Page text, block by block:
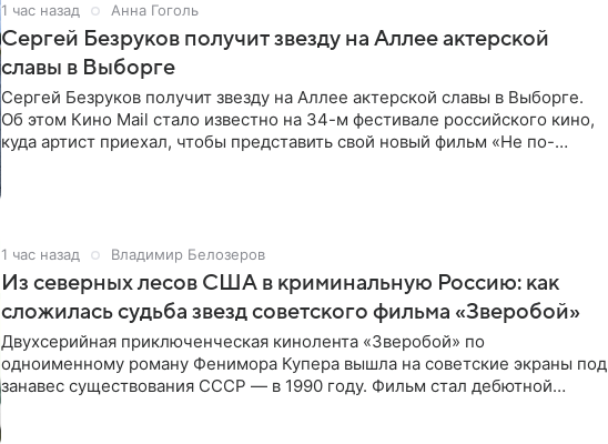
1 час назад Анна Гоголь
Сергей Безруков получит звезду на Аллее актерской
славы в Выборге
Сергей Безруков получит звезду на Аллее актерской славы в Выборге.
Об этом Кино Mail стало известно на 34-м фестивале российского кино,
куда артист приехал, чтобы представить свой новый фильм «Не по-
1 час назад Владимир Белозеров
Из северных лесов США в криминальную Россию: как
сложилась судьба звезд советского фильма «Зверобой»
Двухсерийная приключенческая кинолента «Зверобой» по
одноименному роману Фенимора Купера вышла на советские экраны под
занавес существования СССР — в 1990 году. Фильм стал дебютной